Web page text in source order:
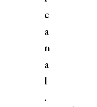
c
a
n
a
l
.